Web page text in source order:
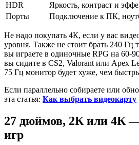
HDR
Яркость, контраст и
Порты
Подключение к ПК,
Не надо покупать 4К, если у вас
уровня. Также не стоит брать 240 Гц
вы играете в одиночные RPG на 60-
вы сидите в CS2, Valorant или Apex
75 Гц монитор будет хуже, чем
Если параллельно собираете или
эта статья: Как выбрать видеокарту
27 дюймов, 2К или 4К
игр